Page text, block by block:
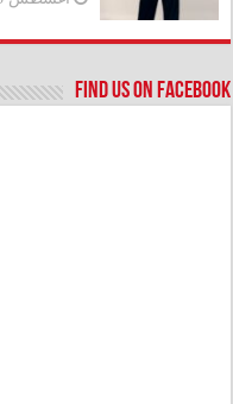
Find us on Facebook